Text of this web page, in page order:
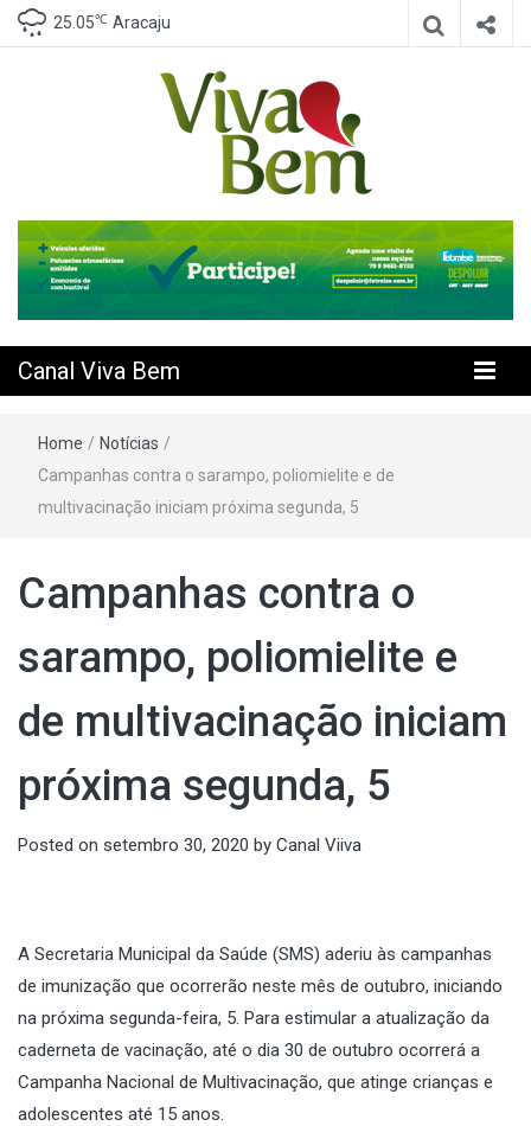
25.05℃ Aracaju
Canal Viva
Bem
Canal Viva Bem
Home / Notícias /
Campanhas contra o sarampo, poliomielite e de
multivacinação iniciam próxima segunda, 5
Campanhas contra o
sarampo, poliomielite e
de multivacinação iniciam
próxima segunda, 5
Posted on setembro 30, 2020 by Canal Viiva
A Secretaria Municipal da Saúde (SMS) aderiu às campanhas
de imunização que ocorrerão neste mês de outubro, iniciando
na próxima segunda-feira, 5. Para estimular a atualização da
caderneta de vacinação, até o dia 30 de outubro ocorrerá a
Campanha Nacional de Multivacinação, que atinge crianças e
adolescentes até 15 anos.